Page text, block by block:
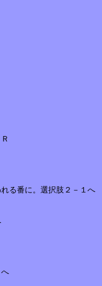
へ
行
果な
準備よし
る番に。選択肢２－
３－２へ